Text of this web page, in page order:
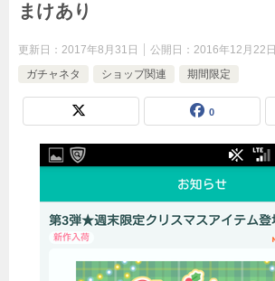
まけあり
更新日： 2017年8月31日 公開日： 2016年12月22日
ガチャネタ
ショップ関連 期間限定
0